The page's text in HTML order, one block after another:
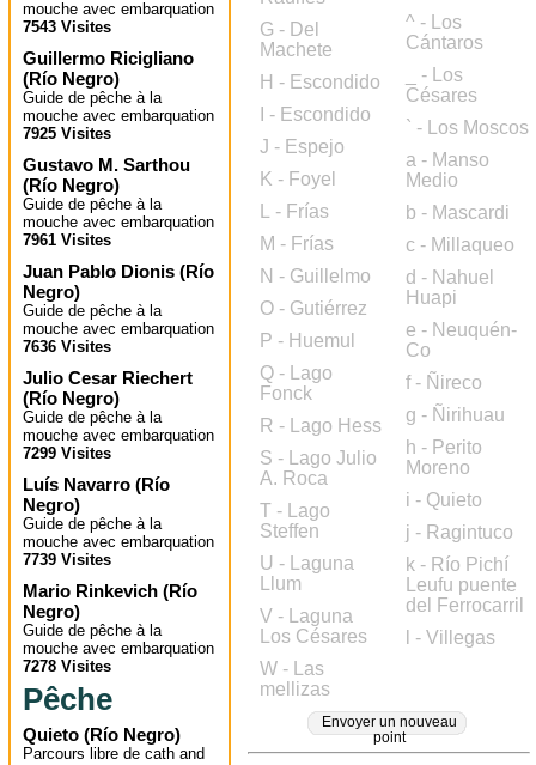
mouche avec embarquation
7543 Visites
Guillermo Ricigliano
(Río Negro)
Guide de pêche à la
mouche avec embarquation
7925 Visites
Gustavo M. Sarthou
(Río Negro)
Guide de pêche à la
mouche avec embarquation
7961 Visites
Juan Pablo Dionis (Río
Negro)
Guide de pêche à la
mouche avec embarquation
7636 Visites
Julio Cesar Riechert
(Río Negro)
Guide de pêche à la
mouche avec embarquation
7299 Visites
Luís Navarro (Río
Negro)
Guide de pêche à la
mouche avec embarquation
7739 Visites
Mario Rinkevich (Río
Negro)
Guide de pêche à la
mouche avec embarquation
7278 Visites
Pêche
Quieto (Río Negro)
Parcours libre de cath and
G - Del
Machete
H - Escondido
I - Escondido
J - Espejo
K - Foyel
L - Frías
M - Frías
N - Guillelmo
O - Gutiérrez
P - Huemul
Q - Lago
Fonck
R - Lago Hess
S - Lago Julio
A. Roca
T - Lago
Steffen
U - Laguna
Llum
V - Laguna
Los Césares
W - Las
mellizas
^ - Los
Cántaros
_ - Los
Césares
` - Los Moscos
a - Manso
Medio
b - Mascardi
c - Millaqueo
d - Nahuel
Huapi
e - Neuquén-
Co
f - Ñireco
g - Ñirihuau
h - Perito
Moreno
i - Quieto
j - Ragintuco
k - Río Pichí
Leufu puente
del Ferrocarril
l - Villegas
Envoyer un nouveau
point